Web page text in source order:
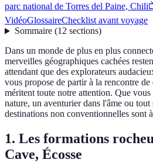
parc national de Torres del Paine, Chili
VidéoGlossaireChecklist avant voyage
Sommaire(12 sections)
Dans un monde de plus en plus
merveilles géographiques cachées
attendant que des explorateurs
vous propose de partir à la rencontre
méritent toute notre attention. Que vous
nature, un aventurier dans l'âme ou
destinations non conventionnelles sont
1. Les formations
Cave, Écosse